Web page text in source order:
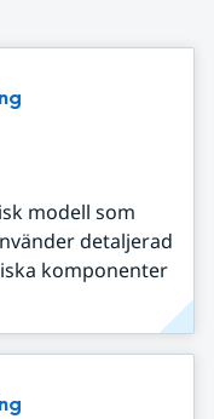
modell som
detaljerad
komponenter